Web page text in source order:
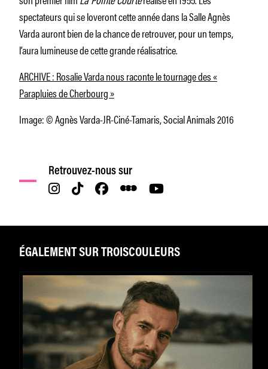
spectateurs qui se loveront cette année dans la Salle Agnès
Varda auront bien de la chance de retrouver, pour un temps,
l’aura lumineuse de cette grande réalisatrice.
ARCHIVE : Rosalie Varda nous raconte le tournage des «
Parapluies de Cherbourg »
Image: © Agnès Varda-JR-Ciné-Tamaris, Social Animals 2016
Retrouvez-nous sur
ÉGALEMENT SUR TROISCOULEURS